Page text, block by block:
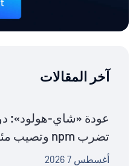
آخر المقالات
تضرب npm وتصيب مئات الحزم
أغسطس 7 2026